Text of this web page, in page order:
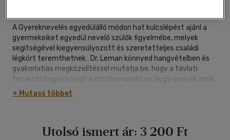
A Gyereknevelés egyedülálló módon hat kulcslépést ajánl a
gyermekeiket egyedül nevelő szülők figyelmébe, melyek
segítségével kiegyensúlyozott és szeretetteljes családi
légkört teremthetnek . Dr. Leman könnyed hangvételben és
gyakorlatias megközelítéssel mutatja be, hogy a távlati
tervezés hogyan segít a mindennapokban, hogy melyek azok
a szarvashibák, amelyeket az egyedülálló szülők hajlamosak
elkövetni, hogy miként építhetnek ki kapcsolati hálót a
egyensúlyt a szabályok, a szeretet és a korlátok között és
+ Mutass többet
Utolsó ismert ár: 3 200 Ft